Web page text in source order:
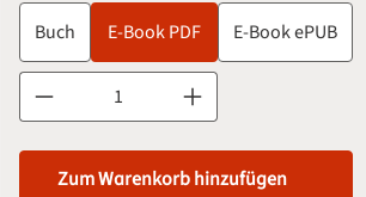
Buch
E-Book PDF
E-Book ePUB
Produkt Anzahl: Gib den gewünschten
Zum Warenkorb hinzufügen